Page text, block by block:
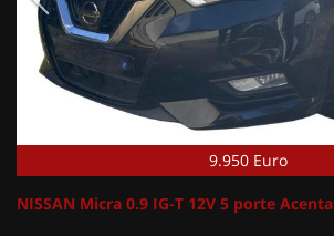
9.950 Euro
NISSAN Micra 0.9 IG-T 12V 5 porte Acenta